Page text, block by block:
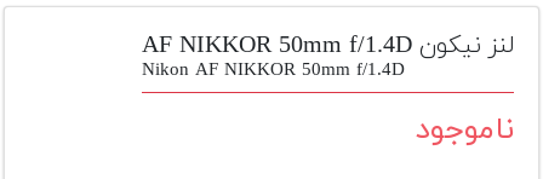
دوم
لیست
قیمت
دوربین
لنز نیکون AF NIKKOR 50mm f/1.4D
Nikon AF NIKKOR 50mm f/1.4D
ناموجود